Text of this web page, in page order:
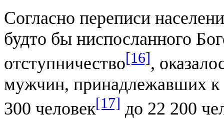
Согласно переписи
будто бы ниспосланного
отступничество[16],
мужчин, принадлежавших к
300 человек[17] до 22 200